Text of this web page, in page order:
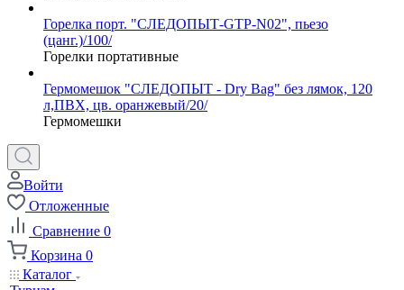
Горелка порт. "СЛЕДОПЫТ-GTP-N02", пьезо
(цанг.)/100/
Горелки портативные
Гермомешок "СЛЕДОПЫТ - Dry Bag" без лямок, 120
л,ПВХ, цв. оранжевый/20/
Гермомешки
Войти
Отложенные
Сравнение 0
Корзина 0
Каталог